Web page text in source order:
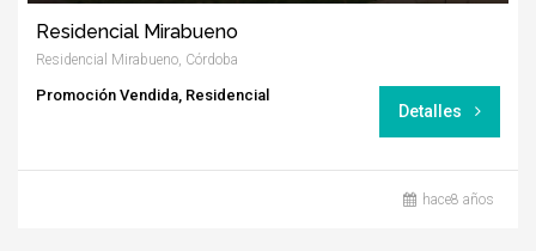
Residencial Mirabueno
Residencial Mirabueno, Córdoba
Promoción Vendida, Residencial
Detalles
hace8 años